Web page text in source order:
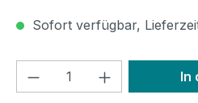
Sofort verfügbar,
Produkt Anzahl: In